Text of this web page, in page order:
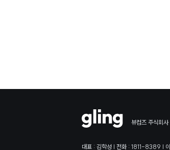
뷰컴즈 주식회사
대표 : 김학성 | 전화 : 1811-8389 |